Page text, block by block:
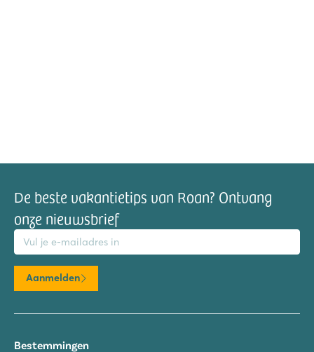
De beste vakantietips van Roan? Ontvang
onze nieuwsbrief
Aanmelden
Bestemmingen